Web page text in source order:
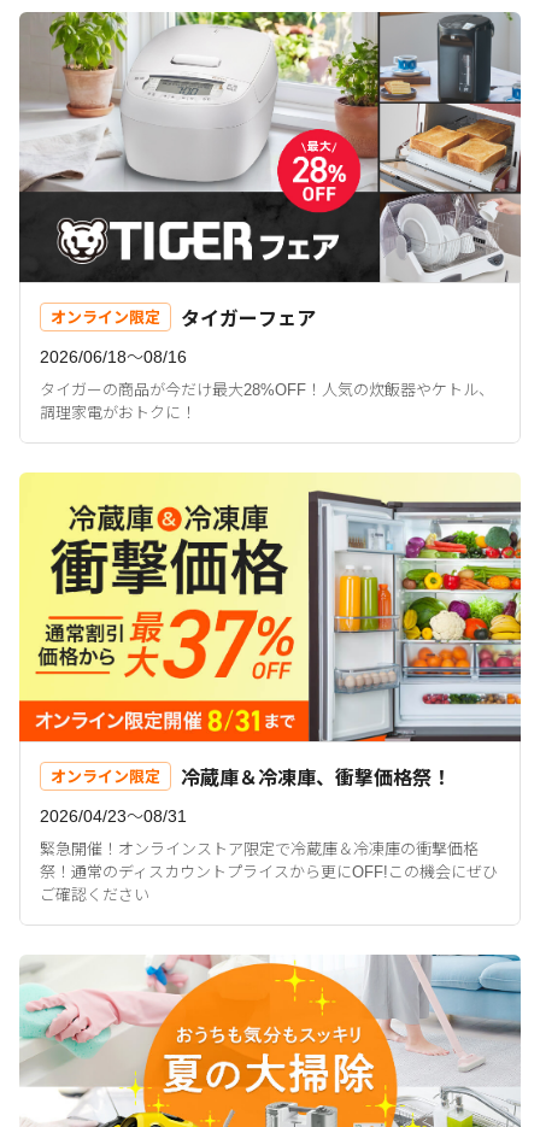
オンライン限定 タイガーフェア
2026/06/18〜08/16
タイガーの商品が今だけ最大28%OFF！人気の炊飯器やケトル、
調理家電がおトクに！
オンライン限定 冷蔵庫＆冷凍庫、衝撃価格祭！
2026/04/23〜08/31
緊急開催！オンラインストア限定で冷蔵庫＆冷凍庫の衝撃価格
祭！通常のディスカウントプライスから更にOFF!この機会にぜひ
ご確認ください